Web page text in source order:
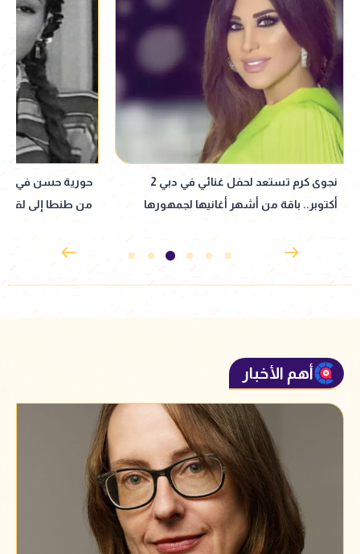
حورية حسن في ذكرى ميلادها.. رحلة فنية
من طنطا إلى لقب المطربة الطائرة
ذكرى رحيل منحة
بالصدفة واشتهرت
أهم الأخبار